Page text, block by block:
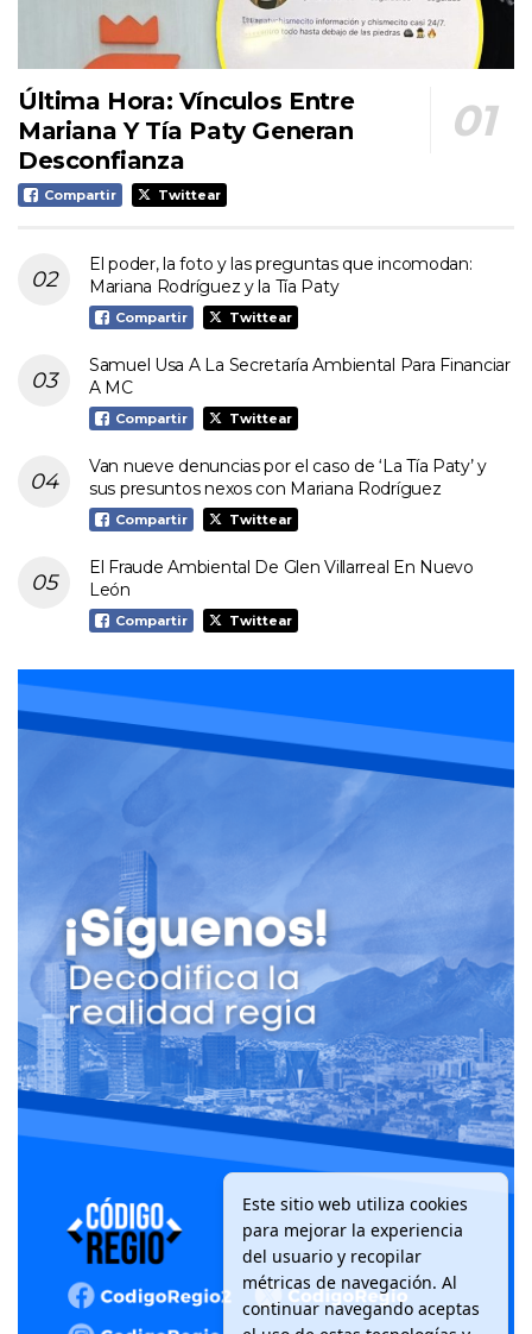
Última Hora: Vínculos Entre
Mariana Y Tía Paty Generan
Desconfianza
Compartir Twittear
El poder, la foto y las preguntas que incomodan:
Mariana Rodríguez y la Tía Paty
Compartir Twittear
Samuel Usa A La Secretaría Ambiental Para Financiar
A MC
Compartir Twittear
Van nueve denuncias por el caso de ‘La Tía Paty’ y
sus presuntos nexos con Mariana Rodríguez
Compartir Twittear
El Fraude Ambiental De Glen Villarreal En Nuevo
León
Compartir Twittear
Este sitio web utiliza cookies
para mejorar la experiencia
del usuario y recopilar
métricas de navegación. Al
continuar navegando aceptas